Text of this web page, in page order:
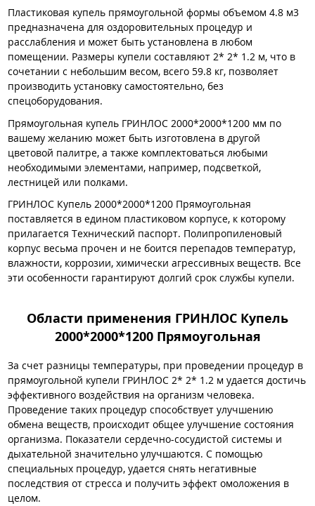
Пластиковая купель прямоугольной формы объемом 4.8 м3
предназначена для оздоровительных процедур и
расслабления и может быть установлена в любом
помещении. Размеры купели составляют 2* 2* 1.2 м, что в
сочетании с небольшим весом, всего 59.8 кг, позволяет
производить установку самостоятельно, без
спецоборудования.
Прямоугольная купель ГРИНЛОС 2000*2000*1200 мм по
вашему желанию может быть изготовлена в другой
цветовой палитре, а также комплектоваться любыми
необходимыми элементами, например, подсветкой,
лестницей или полками.
ГРИНЛОС Купель 2000*2000*1200 Прямоугольная
поставляется в едином пластиковом корпусе, к которому
прилагается Технический паспорт. Полипропиленовый
корпус весьма прочен и не боится перепадов температур,
влажности, коррозии, химически агрессивных веществ. Все
эти особенности гарантируют долгий срок службы купели.
Области применения ГРИНЛОС Купель
2000*2000*1200 Прямоугольная
За счет разницы температуры, при проведении процедур в
прямоугольной купели ГРИНЛОС 2* 2* 1.2 м удается достичь
эффективного воздействия на организм человека.
Проведение таких процедур способствует улучшению
обмена веществ, происходит общее улучшение состояния
организма. Показатели сердечно-сосудистой системы и
дыхательной значительно улучшаются. С помощью
специальных процедур, удается снять негативные
последствия от стресса и получить эффект омоложения в
целом.